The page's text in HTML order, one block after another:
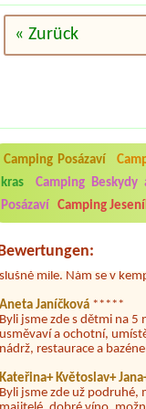
« Zurück
Camping Posázaví
kras
Camping Beskydy
Posázaví
Camping
Bewertungen:
Aneta Melicharová***
Byli jsme zde v týdnu od
utěrky, což při množství
jak na pouti- z každého
super. Restaurace s
slušně mile. Nám se v
Byli jsme zde s dětmi na 5
usměvaví a ochotní,
nádrž, restaurace a
Byli jsme zde už podruhé,
majitelé, dobré víno,